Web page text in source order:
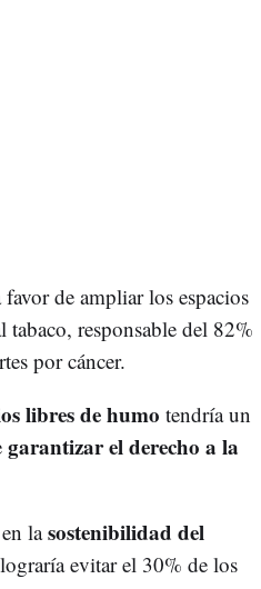
favor de ampliar los espacios
responsable del 82%
por cáncer.
libres de humo tendría un
garantizar el derecho a la
lasostenibilidad del
evitar el 30% de los